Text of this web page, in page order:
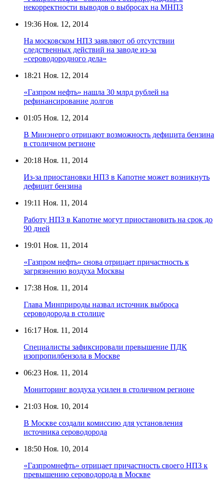
некорректности выводов о выбросах на МНПЗ
19:36 Ноя. 12, 2014
На московском НПЗ заявляют об отсутствии
следственных действий на заводе из-за
«сероводородного дела»
18:21 Ноя. 12, 2014
«Газпром нефть» нашла 30 млрд рублей на
рефинансирование долгов
01:05 Ноя. 12, 2014
В Минэнерго отрицают возможность дефицита бензина
в столичном регионе
20:18 Ноя. 11, 2014
Из-за приостановки НПЗ в Капотне может возникнуть
дефицит бензина
19:11 Ноя. 11, 2014
Работу НПЗ в Капотне могут приостановить на срок до
90 дней
19:01 Ноя. 11, 2014
«Газпром нефть» снова отрицает причастность к
загрязнению воздуха Москвы
17:38 Ноя. 11, 2014
Глава Минприроды назвал источник выброса
сероводорода в столице
16:17 Ноя. 11, 2014
Специалисты зафиксировали превышение ПДК
изопропилбензола в Москве
06:23 Ноя. 11, 2014
Мониторинг воздуха усилен в столичном регионе
21:03 Ноя. 10, 2014
В Москве создали комиссию для установления
источника сероводорода
18:50 Ноя. 10, 2014
«Газпромнефть» отрицает причастность своего НПЗ к
превышению сероводорода в Москве